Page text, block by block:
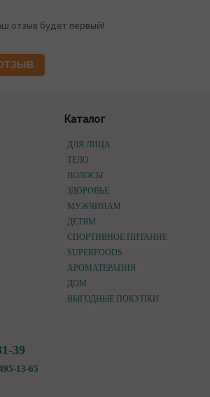
отзыв будет первый!
Каталог
ДЛЯ ЛИЦА
ТЕЛО
ВОЛОСЫ
ЗДОРОВЬЕ
МУЖЧИНАМ
ДЕТЯМ
СПОРТИВНОЕ ПИТАНИЕ
SUPERFOODS
АРОМАТЕРАПИЯ
ДОМ
ВЫГОДНЫЕ ПОКУПКИ
39
13-65